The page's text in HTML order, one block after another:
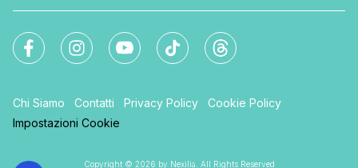
Chi Siamo Contatti Privacy Policy
Cookie Policy
Impostazioni Cookie
Copyright © 2026 by Nexilia. All Rights Reserved